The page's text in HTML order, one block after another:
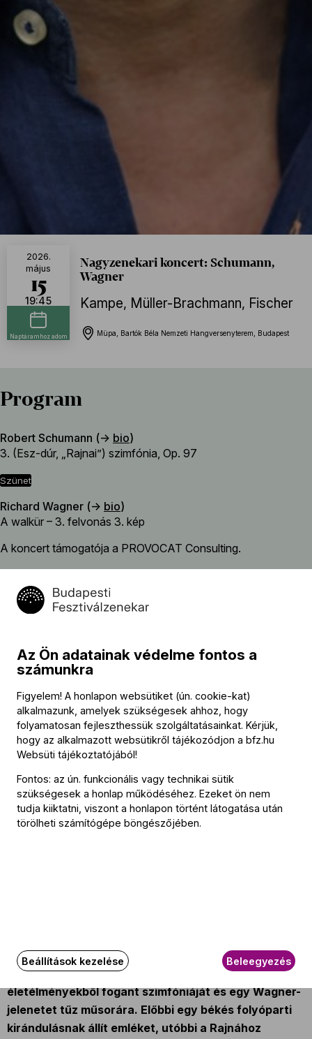
Nagyzenekari koncert: Schumann,
Wagner
Kampe, Müller-Brachmann, Fischer
Müpa, Bartók Béla Nemzeti Hangversenyterem, Budapest
2026.
május
15
19:45
Naptáramhoz adom
Program
Robert Schumann (→ bio)
3. (Esz-dúr, „Rajnai”) szimfónia, Op. 97
szünet
Richard Wagner (→ bio)
A walkür – 3. felvonás 3. kép
A koncert támogatója a PROVOCAT Consulting.
Közreműködők
Vezényel
Fischer Iván
Szólista
Anja Kampe(szoprán)
Hanno Müller-Brachmann(basszus)
A koncerten játszó zenészek
További információ
A Rajna partján és a Rajna mélyén tesz zenei
kirándulást a BFZ, amikor Schumann pozitív
életélményekből fogant szimfóniáját és egy Wagner-
jelenetet tűz műsorára. Előbbi egy békés folyóparti
kirándulásnak állít emléket, utóbbi a Rajnához
Az Ön adatainak védelme fontos a
számunkra
Figyelem! A honlapon websütiket (ún. cookie-kat)
alkalmazunk, amelyek szükségesek ahhoz, hogy
folyamatosan fejleszthessük szolgáltatásainkat. Kérjük,
hogy az alkalmazott websütikről tájékozódjon a bfz.hu
Websüti tájékoztatójából!
Fontos: az ún. funkcionális vagy technikai sütik
szükségesek a honlap működéséhez. Ezeket ön nem
tudja kiiktatni, viszont a honlapon történt látogatása után
törölheti számítógépe böngészőjében.
Beállítások kezelése Beleegyezés